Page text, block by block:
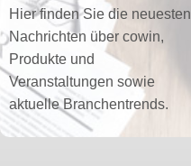
Hier finden Sie die neuesten
Nachrichten über cowin,
Produkte und
Veranstaltungen sowie
aktuelle Branchentrends.